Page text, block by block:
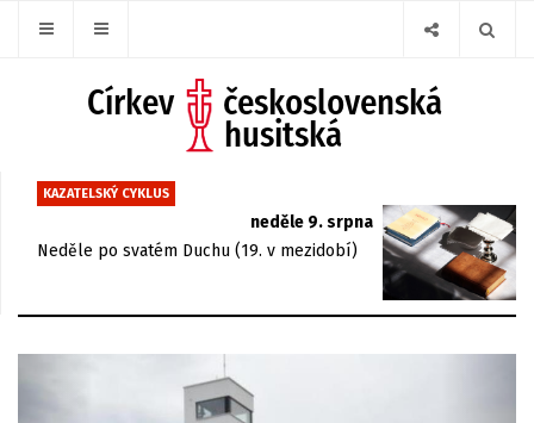
KAZATELSKÝ CYKLUS
neděle 9. srpna
Neděle po svatém Duchu (19. v mezidobí)